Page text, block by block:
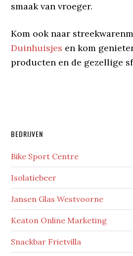
smaak van vroeger.
Kom ook naar
Duinhuisjes en kom
producten en de gezellige
Primaire
Sidebar
BEDRIJVEN
Bike Sport Centre
Isolatiebeer
Jansen Glas Westvoorne
Keaton Online Marketing
Snackbar Frietvilla